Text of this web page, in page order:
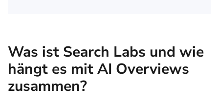
Was ist Search Labs und wie
hängt es mit AI Overviews
zusammen?